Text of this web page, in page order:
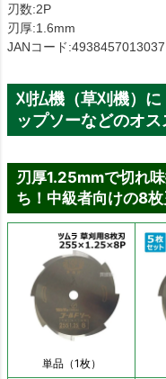
刃数:2P
刃厚:1.6mm
JANコード:4938457013037